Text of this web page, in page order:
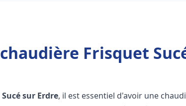
Frisquet
Sucé sur Erdre, il est essentiel d'avoir une